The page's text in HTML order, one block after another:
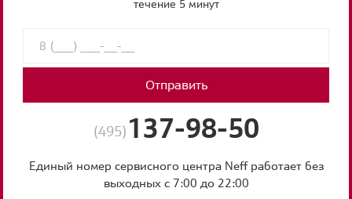
течение 5 минут
Отправить
(495) 137-98-50
Единый номер сервисного центра Neff работает без
выходных с 7:00 до 22:00